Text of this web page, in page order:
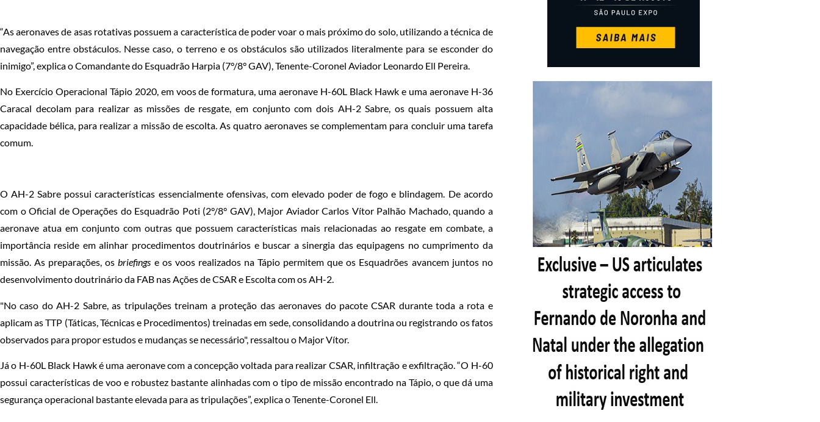
“As aeronaves de asas rotativas possuem a característica de poder voar o mais próximo do solo, utilizando a técnica de
navegação entre obstáculos. Nesse caso, o terreno e os obstáculos são utilizados literalmente para se esconder do
inimigo”, explica o Comandante do Esquadrão Harpia (7°/8° GAV), Tenente-Coronel Aviador Leonardo Ell Pereira.
No Exercício Operacional Tápio 2020, em voos de formatura, uma aeronave H-60L Black Hawk e uma aeronave H-36
Caracal decolam para realizar as missões de resgate, em conjunto com dois AH-2 Sabre, os quais possuem alta
capacidade bélica, para realizar a missão de escolta. As quatro aeronaves se complementam para concluir uma tarefa
comum.
O AH-2 Sabre possui características essencialmente ofensivas, com elevado poder de fogo e blindagem. De acordo
com o Oficial de Operações do Esquadrão Poti (2°/8° GAV), Major Aviador Carlos Vítor Palhão Machado, quando a
aeronave atua em conjunto com outras que possuem características mais relacionadas ao resgate em combate, a
importância reside em alinhar procedimentos doutrinários e buscar a sinergia das equipagens no cumprimento da
missão. As preparações, osbriefings e os voos realizados na Tápio permitem que os Esquadrões avancem juntos no
desenvolvimento doutrinário da FAB nas Ações de CSAR e Escolta com os AH-2.
"No caso do AH-2 Sabre, as tripulações treinam a proteção das aeronaves do pacote CSAR durante toda a rota e
aplicam as TTP (Táticas, Técnicas e Procedimentos) treinadas em sede, consolidando a doutrina ou registrando os fatos
observados para propor estudos e mudanças se necessário", ressaltou o Major Vítor.
Já o H-60L Black Hawk é uma aeronave com a concepção voltada para realizar CSAR, infiltração e exfiltração. “O H-60
possui características de voo e robustez bastante alinhadas com o tipo de missão encontrado na Tápio, o que dá uma
segurança operacional bastante elevada para as tripulações”, explica o Tenente-Coronel Ell.